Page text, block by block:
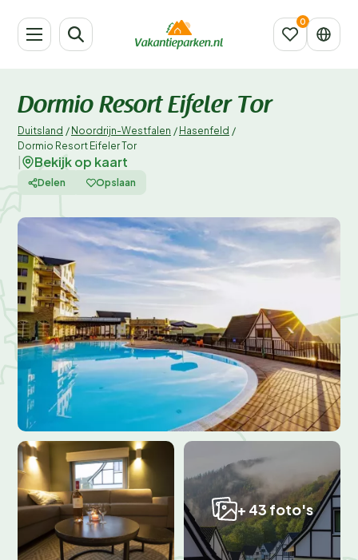
Dormio Resort Eifeler Tor
Duitsland / Noordrijn-Westfalen / Hasenfeld /
Dormio Resort Eifeler Tor
Bekijk op kaart
Delen Opslaan
+ 43 foto's